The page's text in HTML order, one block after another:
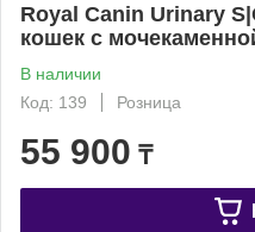
Royal Canin Urinary
кошек с
В наличии
Код: 139
Розница
55 900 ₸